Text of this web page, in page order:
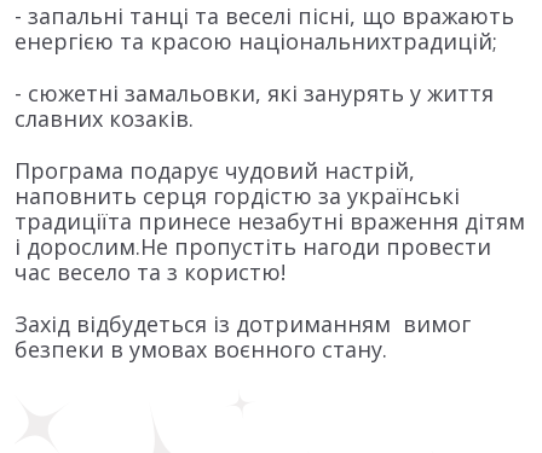
- запальні танці та веселі пісні, що вражають
енергією та красою національнихтрадицій;
- сюжетні замальовки, які занурять у життя
славних козаків.
Програма подарує чудовий настрій,
наповнить серця гордістю за українські
традиціїта принесе незабутні враження дітям
і дорослим.Не пропустіть нагоди провести
час весело та з користю!
Захід відбудеться із дотриманням вимог
безпеки в умовах воєнного стану.